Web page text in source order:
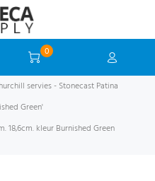
0
servies - Stonecast Patina
Green'
18,6cm. kleur Burnished Green